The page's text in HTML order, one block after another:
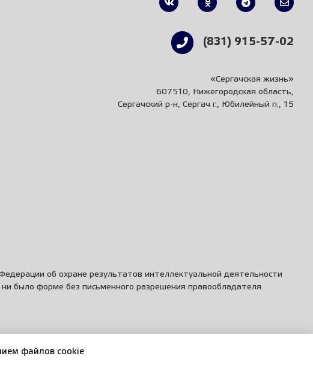
(831) 915-57-02
«Сергачская жизнь»
607510, Нижегородская область,
Сергачский р-н, Сергач г., Юбилейный п., 15
об охране результатов интеллектуальной деятельности
было форме без письменного разрешения правообладателя
файлов cookie